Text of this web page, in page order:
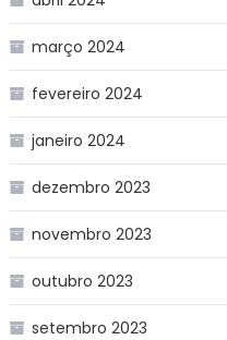
março 2024
fevereiro 2024
janeiro 2024
dezembro 2023
novembro 2023
outubro 2023
setembro 2023